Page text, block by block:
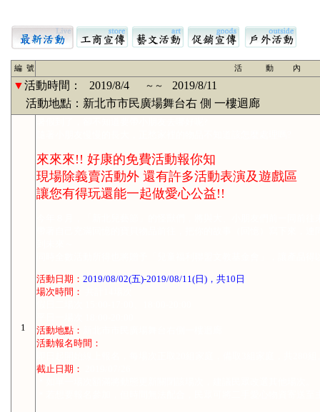
編 號 活 動 內
▼活動時間： 2019/8/4 ～～
2019/8/11
活動地點：新北市市民廣場舞台右 側 一樓迴廊
1
來來來!! 好康的免費活動報你知
現場除義賣活動外 還有許多活動表演及遊戲區
讓您有得玩還能一起做愛心公益!!
活動日期： 2019/08/02(五)-2019/08/11(日)，共10日
場次時間：
活動地點：
活動報名時間：
截止日期：